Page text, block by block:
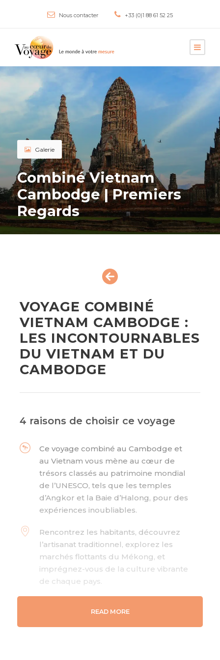
Nous contacter +33 (0)1 88 61 52 25
Galerie
Combiné Vietnam
Cambodge | Premiers
Regards
VOYAGE COMBINÉ
VIETNAM CAMBODGE :
LES INCONTOURNABLES
DU VIETNAM ET DU
CAMBODGE
4 raisons de choisir ce voyage
Ce voyage combiné au Cambodge et
au Vietnam vous mène au cœur de
trésors classés au patrimoine mondial
de l’UNESCO, tels que les temples
d’Angkor et la Baie d’Halong, pour des
expériences inoubliables.
Rencontrez les habitants, découvrez
l’artisanat traditionnel, explorez les
marchés flottants du Mékong, et
imprégnez-vous de la culture vibrante
de chaque pays.
formations karstiques de la Baie
d’Halong, en passant par les jungles
READ MORE